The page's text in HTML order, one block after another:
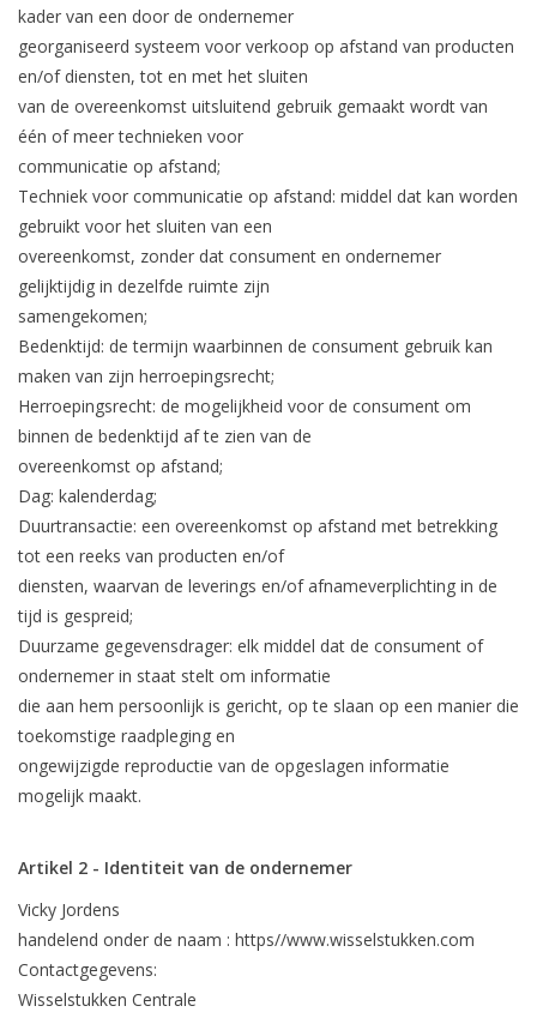
te
gaan.
Als
u
aanraaktoetsen
gebruiken.
kader van een door de ondernemer
georganiseerd systeem voor verkoop op afstand van producten
en/of diensten, tot en met het sluiten
van de overeenkomst uitsluitend gebruik gemaakt wordt van
één of meer technieken voor
communicatie op afstand;
Techniek voor communicatie op afstand: middel dat kan worden
gebruikt voor het sluiten van een
overeenkomst, zonder dat consument en ondernemer
gelijktijdig in dezelfde ruimte zijn
samengekomen;
Bedenktijd: de termijn waarbinnen de consument gebruik kan
maken van zijn herroepingsrecht;
Herroepingsrecht: de mogelijkheid voor de consument om
binnen de bedenktijd af te zien van de
overeenkomst op afstand;
Dag: kalenderdag;
Duurtransactie: een overeenkomst op afstand met betrekking
tot een reeks van producten en/of
diensten, waarvan de leverings en/of afnameverplichting in de
tijd is gespreid;
Duurzame gegevensdrager: elk middel dat de consument of
ondernemer in staat stelt om informatie
die aan hem persoonlijk is gericht, op te slaan op een manier die
toekomstige raadpleging en
ongewijzigde reproductie van de opgeslagen informatie
mogelijk maakt.
Artikel 2 - Identiteit van de ondernemer
Vicky Jordens
handelend onder de naam : https//www.wisselstukken.com
Contactgegevens:
Wisselstukken Centrale